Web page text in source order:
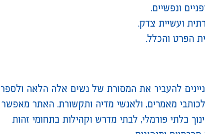
ונפשיים.
ועשיית צדק.
הפרט והכלל.
להעביר את המסורת של נשים אלה הלאה ולספר
מאמרים, ולאנשי מדיה ותקשורת. האתר מאפשר
בלתי פורמלי, לבתי מדרש וקהילות בתחומי זהות